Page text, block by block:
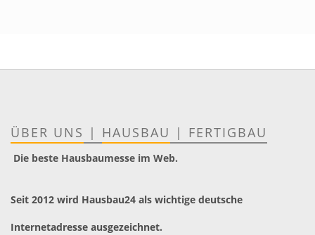
ÜBER UNS | HAUSBAU | FERTIGBAU
Die beste Hausbaumesse im Web.
Seit 2012 wird Hausbau24 als wichtige deutsche
Internetadresse ausgezeichnet.